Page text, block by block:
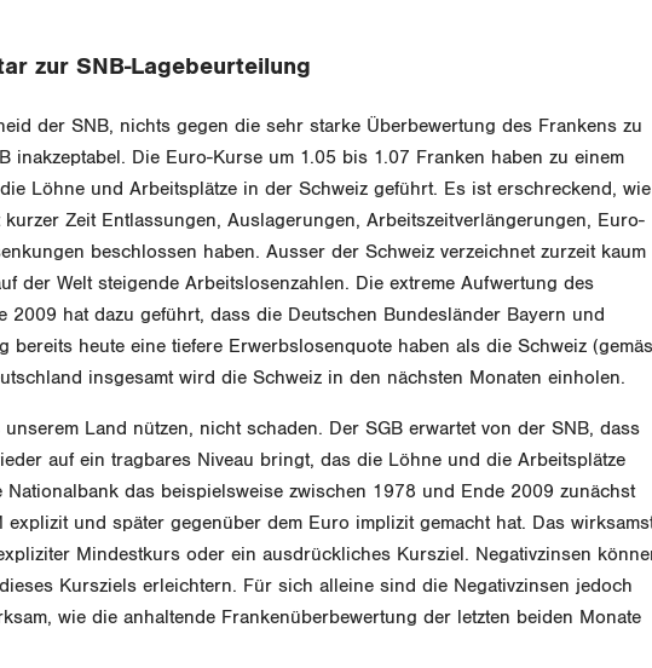
zur SNB-Lagebeurteilung
der SNB, nichts gegen die sehr starke Überbewertung des Frankens zu
inakzeptabel. Die Euro-Kurse um 1.05 bis 1.07 Franken haben zu einem
Löhne und Arbeitsplätze in der Schweiz geführt. Es ist erschreckend, wie
Zeit Entlassungen, Auslagerungen, Arbeitszeitverlängerungen, Euro-
beschlossen haben. Ausser der Schweiz verzeichnet zurzeit kaum
der Welt steigende Arbeitslosenzahlen. Die extreme Aufwertung des
2009 hat dazu geführt, dass die Deutschen Bundesländer Bayern und
bereits heute eine tiefere Erwerbslosenquote haben als die Schweiz
insgesamt wird die Schweiz in den nächsten Monaten einholen.
unserem Land nützen, nicht schaden. Der SGB erwartet von der SNB, dass
auf ein tragbares Niveau bringt, das die Löhne und die Arbeitsplätze
Nationalbank das beispielsweise zwischen 1978 und Ende 2009 zunächst
explizit und später gegenüber dem Euro implizit gemacht hat. Das
Mindestkurs oder ein ausdrückliches Kursziel. Negativzinsen
Kursziels erleichtern. Für sich alleine sind die Negativzinsen jedoch
wie die anhaltende Frankenüberbewertung der letzten beiden Monate